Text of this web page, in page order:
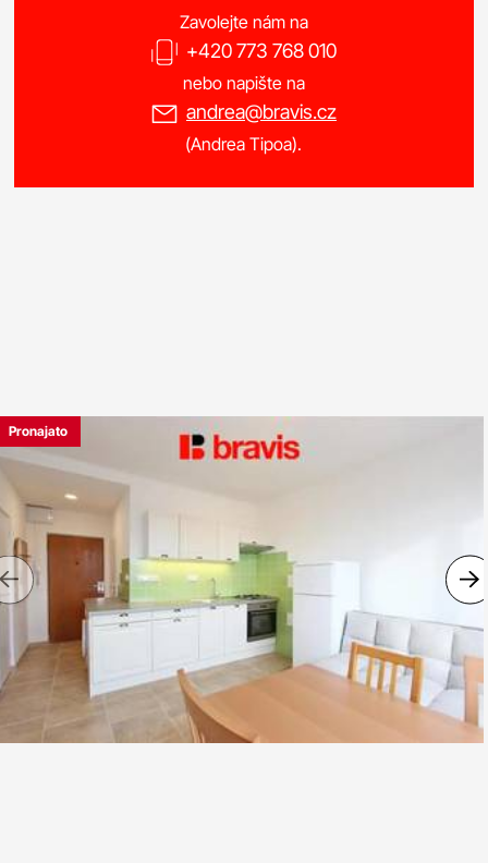
Zavolejte nám na
+420 773 768 010
nebo napište na
andrea@bravis.cz
(Andrea Tipoa).
Previous
Pronajato